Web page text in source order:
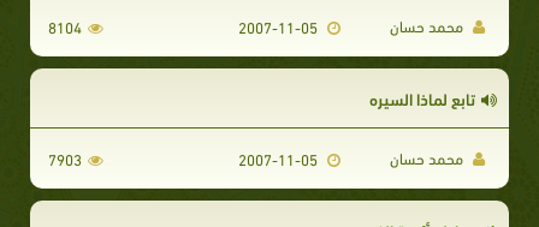
محمد حسان 8104
تابع لماذا السيره
محمد حسان 7903